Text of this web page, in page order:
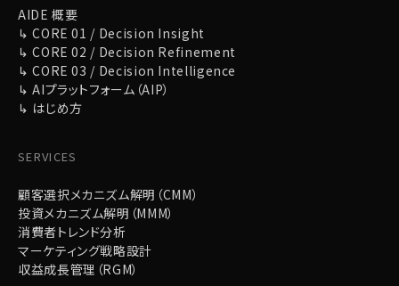
AIDE 概要
↳ CORE 01 / Decision Insight
↳ CORE 02 / Decision Refinement
↳ CORE 03 / Decision Intelligence
↳ AIプラットフォーム（AIP）
↳ はじめ方
SERVICES
顧客選択メカニズム解明（CMM）
投資メカニズム解明（MMM）
消費者トレンド分析
マーケティング戦略設計
収益成長管理（RGM）